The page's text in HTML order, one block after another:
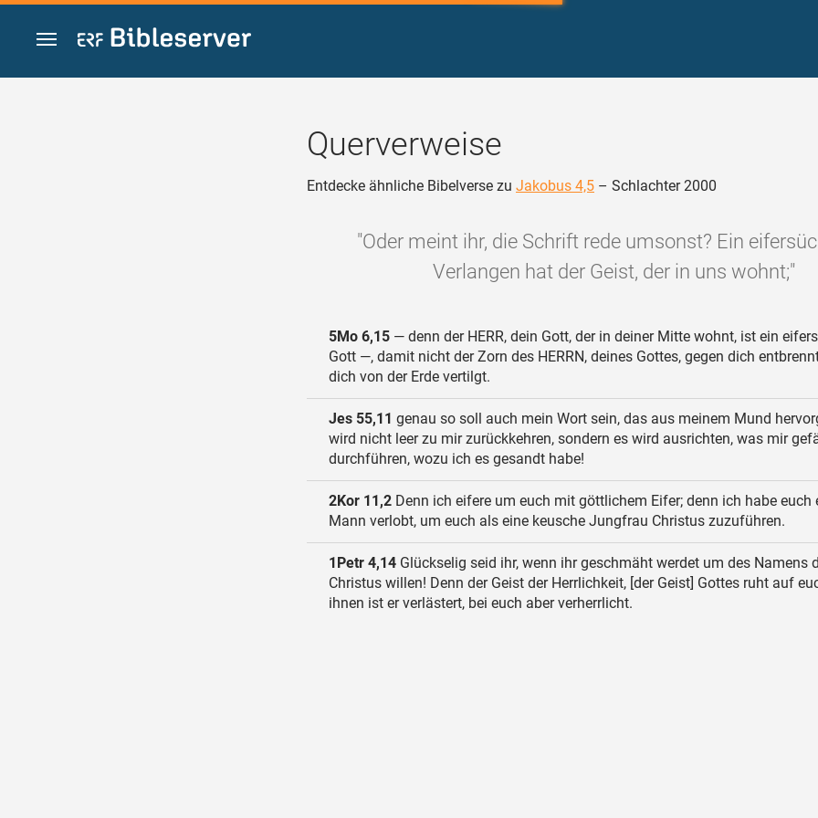
Zum Inhalt springen
Querverweise
Entdecke ähnliche Bibelverse zu Jakobus 4,5 – Schlachter 2000
"Oder meint ihr, die Schrift rede umsonst? Ein
Verlangen hat der Geist, der in uns wohnt;"
5Mo 6,15 — denn der HERR, dein Gott, der in deiner Mitte wohnt, ist ein
Gott —, damit nicht der Zorn des HERRN, deines Gottes, gegen dich
dich von der Erde vertilgt.
Jes 55,11 genau so soll auch mein Wort sein, das aus meinem Mund
wird nicht leer zu mir zurückkehren, sondern es wird ausrichten, was mir
durchführen, wozu ich es gesandt habe!
2Kor 11,2 Denn ich eifere um euch mit göttlichem Eifer; denn ich habe euch
Mann verlobt, um euch als eine keusche Jungfrau Christus zuzuführen.
1Petr 4,14 Glückselig seid ihr, wenn ihr geschmäht werdet um des Namens
Christus willen! Denn der Geist der Herrlichkeit, [der Geist] Gottes ruht auf
ihnen ist er verlästert, bei euch aber verherrlicht.